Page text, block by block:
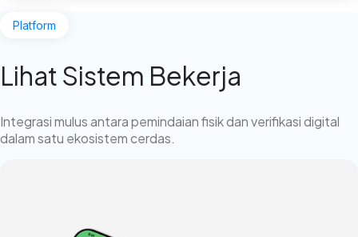
Platform
Lihat Sistem Bekerja
Integrasi mulus antara pemindaian fisik dan verifikasi digital
dalam satu ekosistem cerdas.